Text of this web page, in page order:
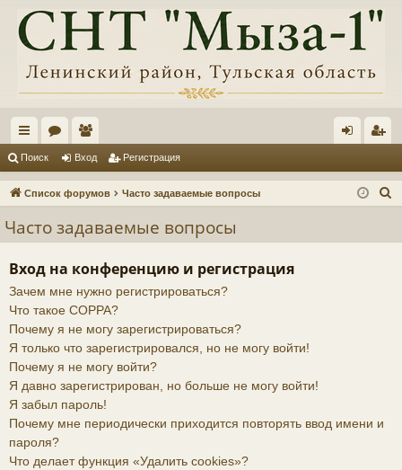
с
ы ум
ол
ьз
ат
ел
и
д ис
Поиск Вход Регистрация
Список форумов Часто задаваемые вопросы
Часто задаваемые вопросы
Вход на конференцию и регистрация
Зачем мне нужно регистрироваться?
Что такое COPPA?
Почему я не могу зарегистрироваться?
Я только что зарегистрировался, но не могу войти!
Почему я не могу войти?
Я давно зарегистрирован, но больше не могу войти!
Я забыл пароль!
Почему мне периодически приходится повторять ввод имени и
пароля?
Что делает функция «Удалить cookies»?